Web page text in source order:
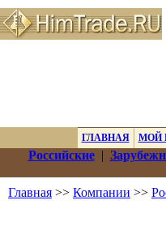
ГЛАВНАЯ МОЙ
Российские|
Главная >> Компании >>